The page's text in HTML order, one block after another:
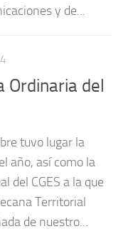
y de...
Ordinaria del
tuvo lugar la
año, así como la
del CGES a la que
Territorial
de nuestro...